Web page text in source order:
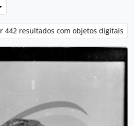
442 resultados com objetos digitais